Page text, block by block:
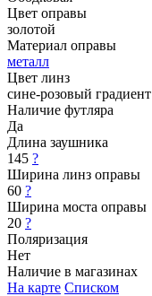
Цвет оправы
золотой
Материал оправы
металл
Цвет линз
сине-розовый градиент
Наличие футляра
Да
Длина заушника
145 ?
Ширина линз оправы
60 ?
Ширина моста оправы
20 ?
Поляризация
Нет
Наличие в магазинах
На карте Списком